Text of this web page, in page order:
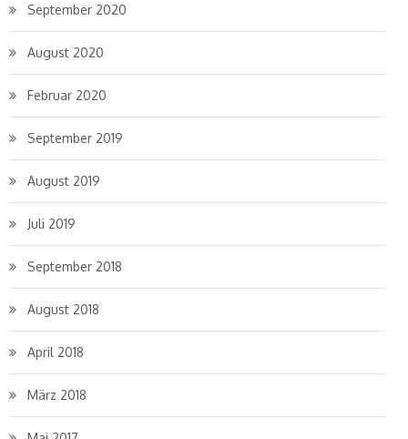
September 2020
August 2020
Februar 2020
September 2019
August 2019
Juli 2019
September 2018
August 2018
April 2018
März 2018